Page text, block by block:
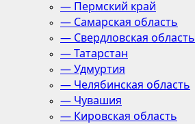
— Пермский край
— Самарская область
— Свердловская область
— Татарстан
— Удмуртия
— Челябинская область
— Чувашия
— Кировская область